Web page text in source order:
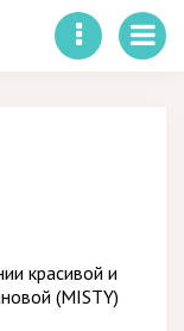
красивой и
(MISTY)